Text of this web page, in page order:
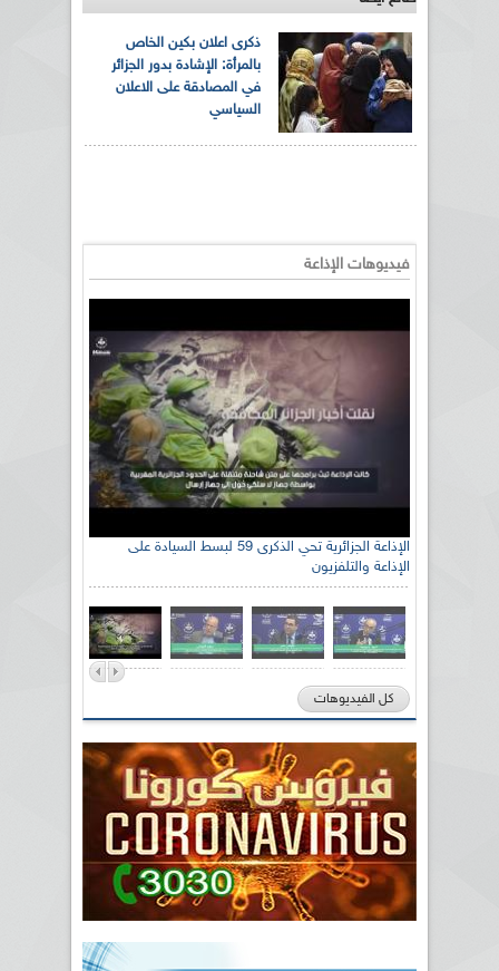
ذكرى اعلان بكين الخاص
بالمرأة: الإشادة بدور الجزائر
في المصادقة على الاعلان
السياسي
فيديوهات الإذاعة
الإذاعة الجزائرية تحي الذكرى 59 لبسط السيادة على
الإذاعة والتلفزيون
كل الفيديوهات